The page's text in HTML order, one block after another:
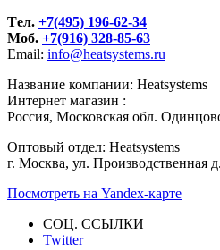
Tел. +7(495) 196-62-34
Моб. +7(916) 328-85-63
Email: info@heatsystems.ru
Название компании: Heatsystems
Интернет магазин :
Россия, Московская обл.
Оптовый отдел: Heatsystems
г. Москва, ул. Производственная
Посмотреть на Yandex-карте
СОЦ. ССЫЛКИ
Twitter